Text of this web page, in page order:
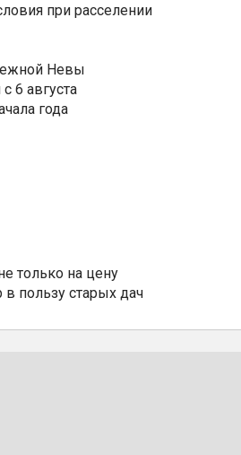
при расселении
Невы
6 августа
года
только на цену
пользу старых дач